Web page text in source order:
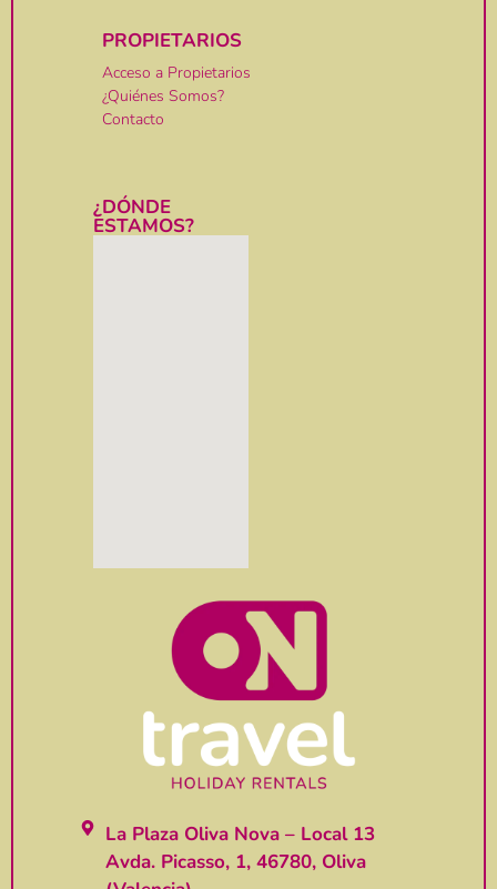
La Plaza Oliva Nova – Local 13
Avda. Picasso, 1, 46780, Oliva
PROPIETARIOS
Acceso a Propietarios
¿Quiénes Somos?
Contacto
¿DÓNDE
ESTAMOS?